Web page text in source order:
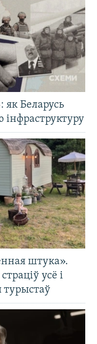
як Беларусь
інфраструктуру
штука».
усё і
турыстаў